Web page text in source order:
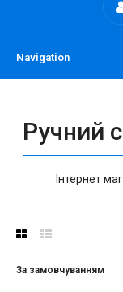
Navigation
Ручний
Інтернет